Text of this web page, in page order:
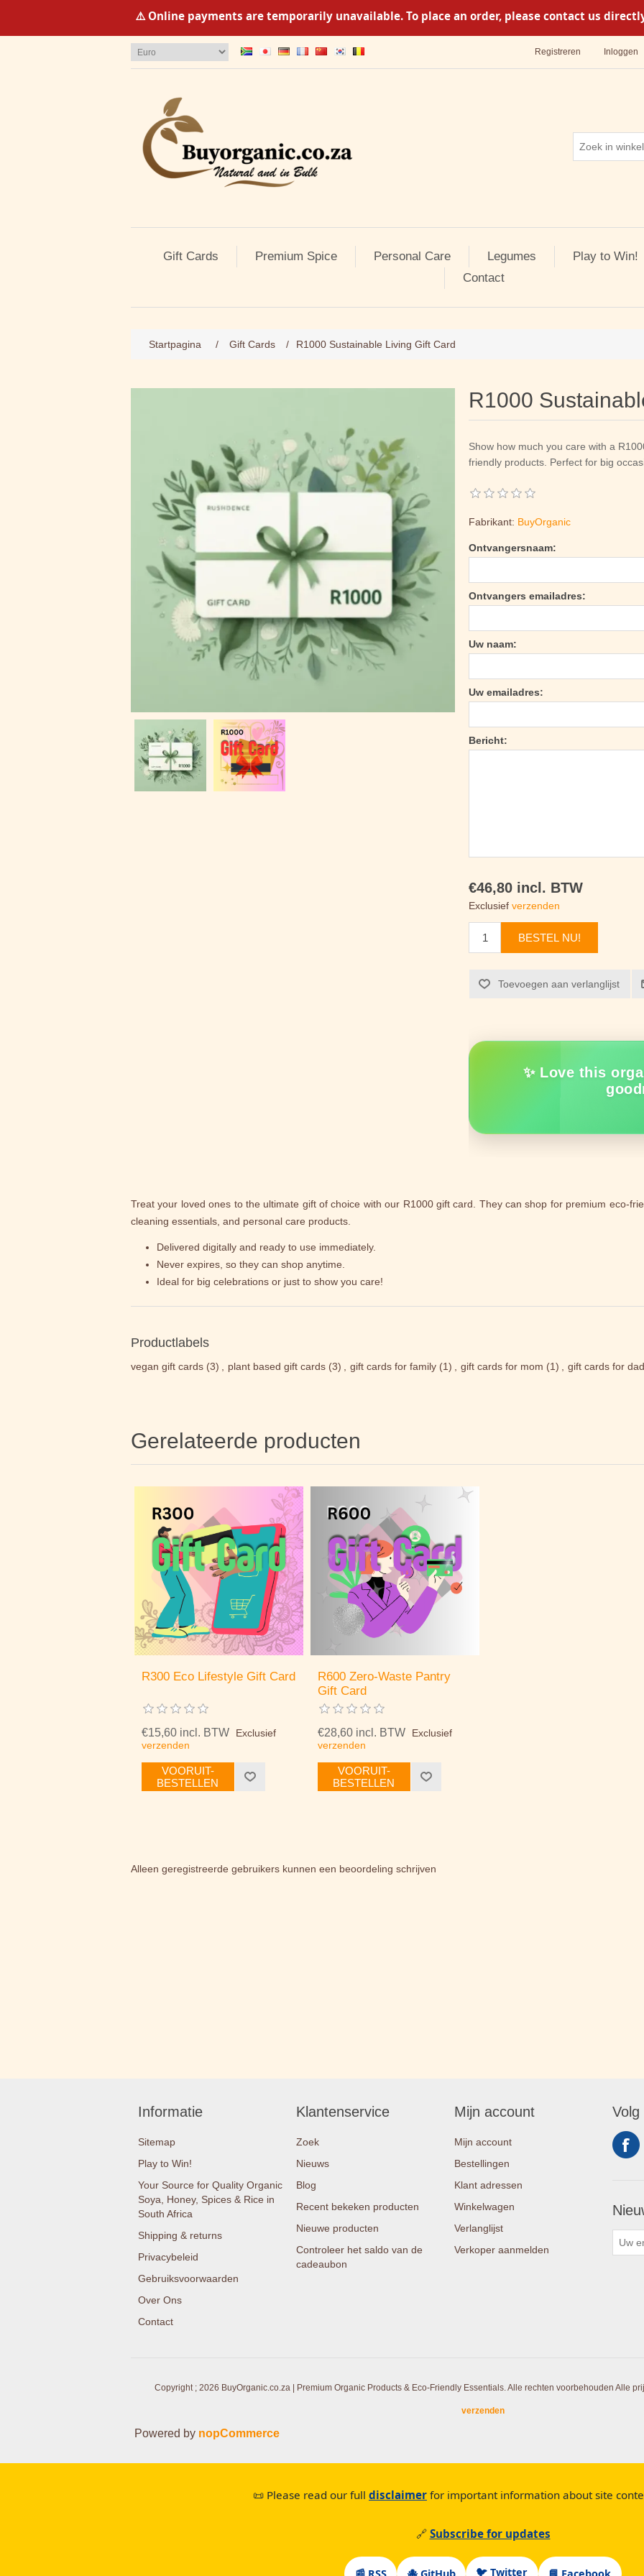
⚠️ Online payments are temporarily unavailable. To place an order, please contact us
Registreren Inloggen
Gift Cards Premium Spice Personal Care Legumes
Play to Win!
Contact
Startpagina / Gift Cards / R1000 Sustainable Living Gift Card
R1000
Show how much you care with a
friendly products. Perfect for big
Fabrikant: BuyOrganic
Ontvangersnaam:
Ontvangers emailadres:
Uw naam:
Uw emailadres:
Bericht:
€46,80 incl. BTW
Exclusiefverzenden
BESTEL NU!
Toevoegen aan verlanglijst
✨ Love this
Treat your loved ones to the ultimate gift of choice with our R1000 gift card. They can shop for premium eco-
cleaning essentials, and personal care products.
Delivered digitally and ready to use immediately.
Never expires, so they can shop anytime.
Ideal for big celebrations or just to show you care!
Productlabels
vegan gift cards (3) , plant based gift cards (3) , gift cards for family (1) , gift cards for mom (1) , gift cards for dad
Gerelateerde producten
R300 Eco Lifestyle Gift Card
€15,60 incl. BTW
Exclusief
verzenden
VOORUIT-
BESTELLEN
R600 Zero-Waste Pantry
Gift Card
€28,60 incl. BTW
Exclusief
verzenden
VOORUIT-
BESTELLEN
Alleen geregistreerde gebruikers kunnen een beoordeling schrijven
Informatie
Sitemap
Play to Win!
Your Source for Quality Organic
Soya, Honey, Spices & Rice in
South Africa
Shipping & returns
Privacybeleid
Gebruiksvoorwaarden
Over Ons
Contact
Klantenservice
Zoek
Nieuws
Blog
Recent bekeken producten
Nieuwe producten
Controleer het saldo van de
cadeaubon
Mijn account
Mijn account
Bestellingen
Klant adressen
Winkelwagen
Verlanglijst
Verkoper aanmelden
Volg
Copyright ; 2026 BuyOrganic.co.za | Premium Organic Products & Eco-Friendly Essentials. Alle rechten voorbehouden Alle
verzenden
Powered by nopCommerce
📜 Please read our full disclaimer for important information about site
🔗 Subscribe for updates
🐦 Twitter